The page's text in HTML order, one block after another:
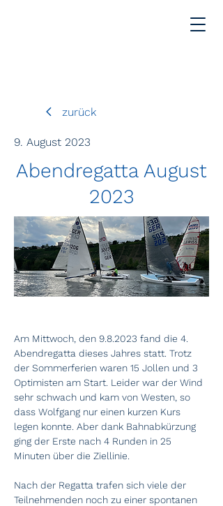
zurück
9. August 2023
Abendregatta August
2023
Am Mittwoch, den 9.8.2023 fand die 4.
Abendregatta dieses Jahres statt. Trotz
der Sommerferien waren 15 Jollen und 3
Optimisten am Start. Leider war der Wind
sehr schwach und kam von Westen, so
dass Wolfgang nur einen kurzen Kurs
legen konnte. Aber dank Bahnabkürzung
ging der Erste nach 4 Runden in 25
Minuten über die Ziellinie.
Nach der Regatta trafen sich viele der
Teilnehmenden noch zu einer spontanen